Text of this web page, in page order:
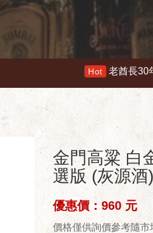
老酋長30年 限量木盒版 特
金門高粱 白
選版 (灰源酒)
優惠價：960 元
價格僅供詢價參考隨市